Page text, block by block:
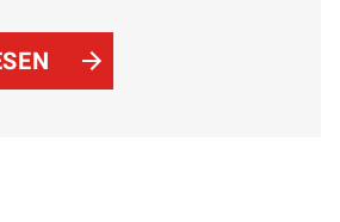
Oase verwandeln
Sie mehr über den
Gestaltung und